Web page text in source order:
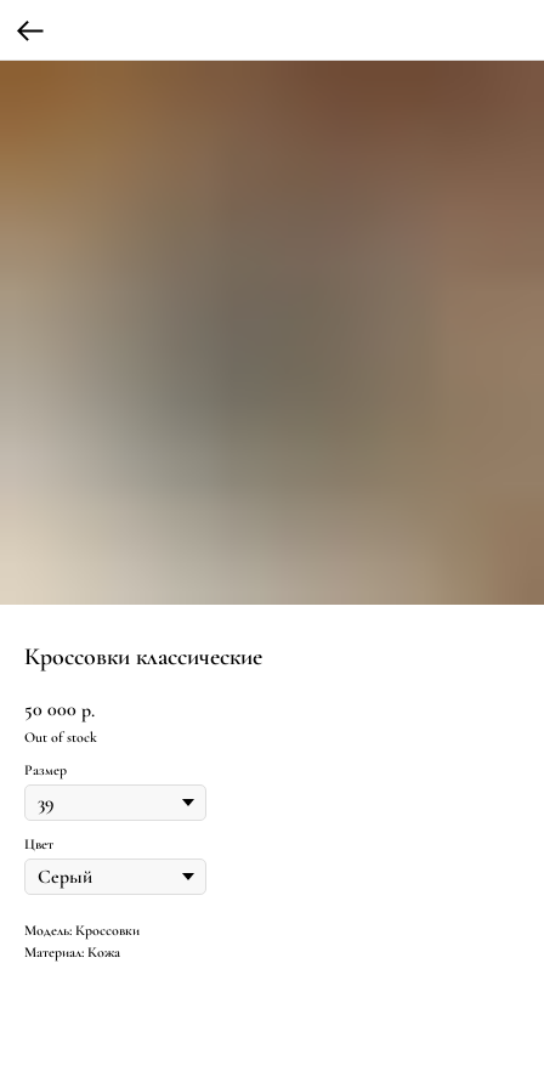
Кроссовки классические
50 000 р.
Out of stock
Размер
Цвет
Модель: Кроссовки
Материал: Кожа